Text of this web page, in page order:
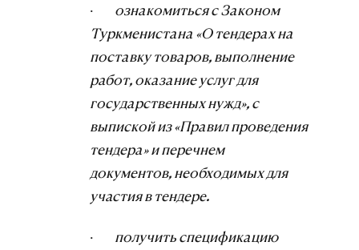
· ознакомиться с Законом
Туркменистана «О тендерах на
поставку товаров, выполнение
работ, оказание услуг для
государственных нужд», с
выпиской из «Правил проведения
тендера» и перечнем
документов, необходимых для
участия в тендере.
· получить спецификацию